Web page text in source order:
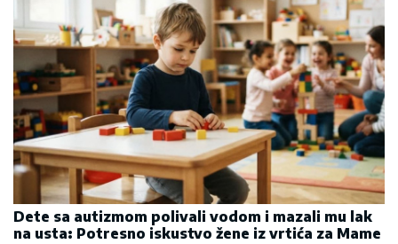
Dete sa autizmom polivali vodom i mazali mu lak
na usta: Potresno iskustvo žene iz vrtića za Mame